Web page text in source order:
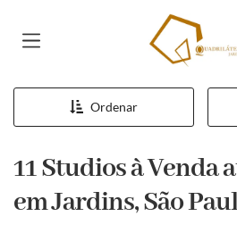
Página inicial
Ordenar
11 Studios à Venda
em Jardins, São